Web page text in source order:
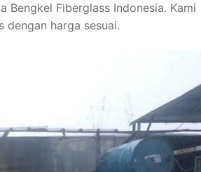
Bengkel Fiberglass Indonesia. Kami
dengan harga sesuai.